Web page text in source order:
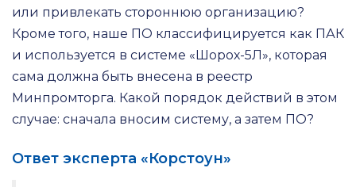
или привлекать стороннюю организацию?
Кроме того, наше ПО классифицируется как ПАК
и используется в системе «Шорох-5Л», которая
сама должна быть внесена в реестр
Минпромторга. Какой порядок действий в этом
случае: сначала вносим систему, а затем ПО?
Ответ эксперта «Корстоун»